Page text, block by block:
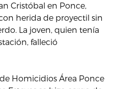
Cristóbal en Ponce,
herida de proyectil sin
La joven, quien tenía
falleció
Homicidios Área Ponce